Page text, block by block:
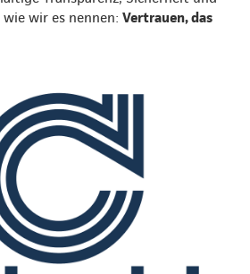
wir es nennen: Vertrauen, das